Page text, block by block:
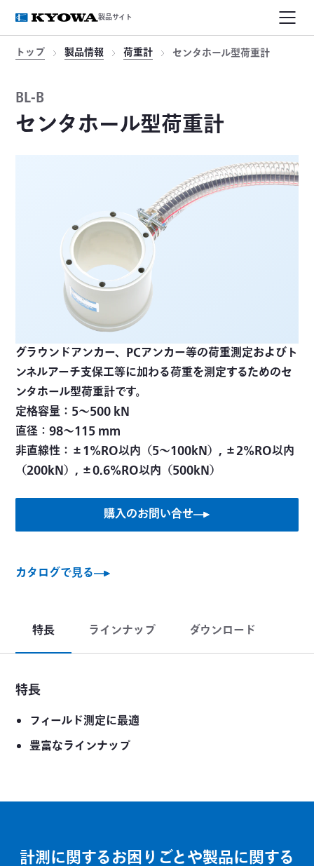
製品サイト
トップ 製品情報 荷重計 センタホール型荷重計
BL-B
センタホール型荷重計
グラウンドアンカー、PCアンカー等の荷重測定およびト
ンネルアーチ支保工等に加わる荷重を測定するためのセ
ンタホール型荷重計です。
定格容量：5～500 kN
直径：98～115 mm
非直線性：±1%RO以内（5～100kN）, ±2%RO以内
（200kN）, ±0.6%RO以内（500kN）
購入のお問い合せ
カタログで見る
特長 ラインナップ ダウンロード
特長
フィールド測定に最適
豊富なラインナップ
計測に関するお困りごとや製品に関する